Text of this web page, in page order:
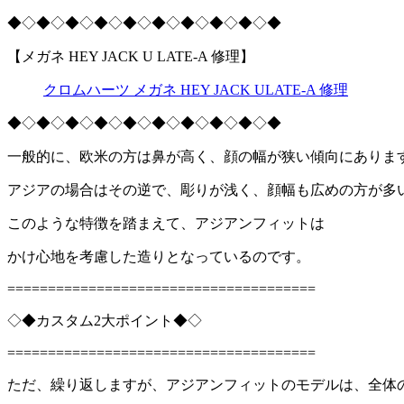
◆◇◆◇◆◇◆◇◆◇◆◇◆◇◆◇◆◇◆
【メガネ HEY JACK U LATE-A 修理】
クロムハーツ メガネ HEY JACK ULATE-A 修理
◆◇◆◇◆◇◆◇◆◇◆◇◆◇◆◇◆◇◆
一般的に、欧米の方は鼻が高く、顔の幅が狭い傾向にありま
アジアの場合はその逆で、彫りが浅く、顔幅も広めの方が多
このような特徴を踏まえて、アジアンフィットは
かけ心地を考慮した造りとなっているのです。
======================================
◇◆カスタム2大ポイント◆◇
======================================
ただ、繰り返しますが、アジアンフィットのモデルは、全体